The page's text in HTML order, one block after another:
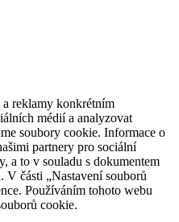
reklamy konkrétním
médií a analyzovat
soubory cookie. Informace o
partnery pro sociální
a to v souladu s dokumentem
V části „Nastavení souborů
Používáním tohoto webu
cookie.